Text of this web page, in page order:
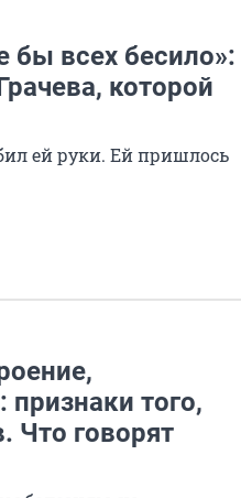
бы всех бесило»:
которой
ей руки. Ей пришлось
того,
Что говорят